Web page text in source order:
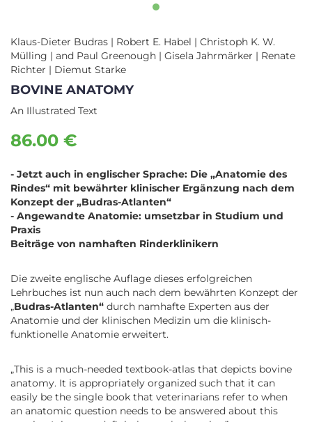
Klaus-Dieter Budras | Robert E. Habel | Christoph K. W.
Mülling | and Paul Greenough | Gisela Jahrmärker | Renate
Richter | Diemut Starke
BOVINE ANATOMY
An Illustrated Text
86.00 €
- Jetzt auch in englischer Sprache: Die „Anatomie des
Rindes“ mit bewährter klinischer Ergänzung nach dem
Konzept der „Budras-Atlanten“
- Angewandte Anatomie: umsetzbar in Studium und
Praxis
Beiträge von namhaften Rinderklinikern
Die zweite englische Auflage dieses erfolgreichen
Lehrbuches ist nun auch nach dem bewährten Konzept der
„Budras-Atlanten“ durch namhafte Experten aus der
Anatomie und der klinischen Medizin um die klinisch-
funktionelle Anatomie erweitert.
„This is a much-needed textbook-atlas that depicts bovine
anatomy. It is appropriately organized such that it can
easily be the single book that veterinarians refer to when
an anatomic question needs to be answered about this